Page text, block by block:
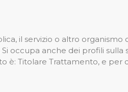
il servizio o altro
occupa anche dei profili sulla
Titolare Trattamento, e per